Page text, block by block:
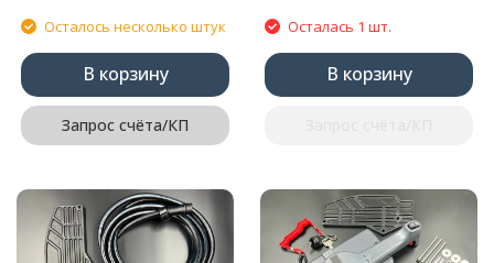
Осталось несколько штук
В корзину
Запрос счёта/КП
Осталась 1 шт.
В корзину